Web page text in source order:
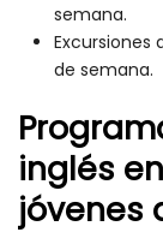
semana.
Excursiones
de semana.
inglés
jóvenes